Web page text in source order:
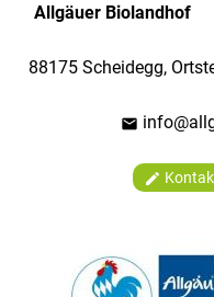
Allgäuer Biolandhof
88175 Scheidegg,
mail
edit